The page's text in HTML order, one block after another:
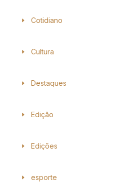
Cotidiano
Cultura
Destaques
Edição
Edições
esporte